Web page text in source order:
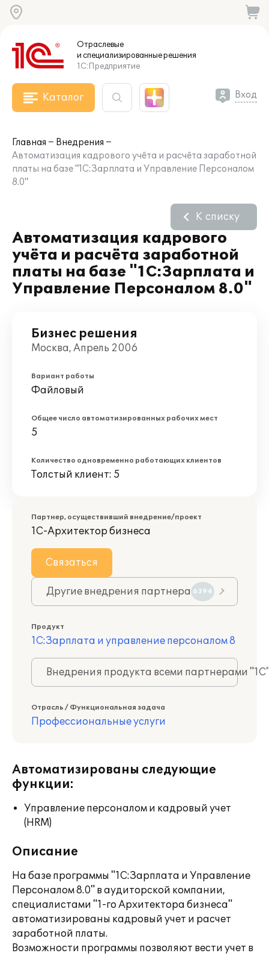
Отраслевые
и специализированныерешения
1С:Предприятие
Каталог Вход
Главная
Внедрения
Автоматизация кадрового учёта и расчёта заработной
платы на базе "1С:Зарплата и Управление Персоналом
8.0"
Автоматизация кадрового
учёта и расчёта заработной
платы на базе "1С:Зарплата и
Управление Персоналом 8.0"
К списку
Бизнес решения
Москва, Апрель 2006
Вариант работы
Файловый
Общее число автоматизированных рабочих мест
5
Количество одновременно работающих клиентов
Толстый клиент: 5
Партнер, осуществивший внедрение/проект
1С-Архитектор бизнеса
Связаться
Другие внедрения партнера 6394
Продукт
1С:Зарплата и управление персоналом 8
Внедрения продукта всеми партнерами
Отрасль / Функциональная задача
Профессиональные услуги
Автоматизированы следующие
функции:
Управление персоналом и кадровый учет
(HRM)
Описание
На базе программы "1С:Зарплата и Управление
Персоналом 8.0" в аудиторской компании,
специалистами "1-го Архитектора бизнеса"
автоматизированы кадровый учет и расчет
заработной платы.
Возможности программы позволяют вести учет в